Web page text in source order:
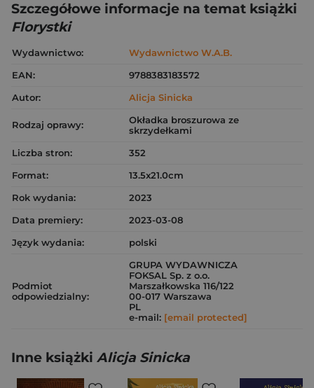
Szczegółowe informacje na temat książki
Florystki
Wydawnictwo:
Wydawnictwo W.A.B.
EAN:
9788383183572
Autor:
Alicja Sinicka
Rodzaj oprawy:
Okładka broszurowa ze
skrzydełkami
Liczba stron:
352
Format:
13.5x21.0cm
Rok wydania:
2023
Data premiery:
2023-03-08
Język wydania:
polski
Podmiot
odpowiedzialny:
GRUPA WYDAWNICZA
FOKSAL Sp. z o.o.
Marszałkowska 116/122
00-017 Warszawa
PL
e-mail: [email protected]
Inne książki Alicja Sinicka